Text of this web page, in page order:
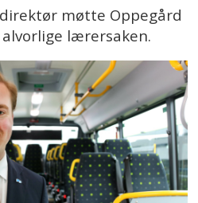
møtte Oppegård
lærersaken.